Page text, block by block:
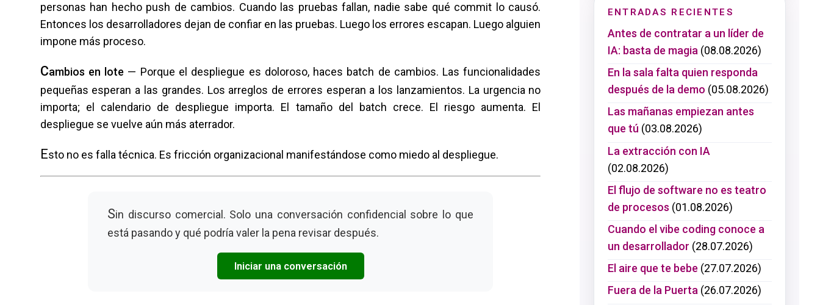
personas han hecho push de cambios. Cuando las pruebas fallan, nadie sabe qué commit lo causó.
Entonces los desarrolladores dejan de confiar en las pruebas. Luego los errores escapan. Luego alguien
impone más proceso.
Cambios en lote — Porque el despliegue es doloroso, haces batch de cambios. Las funcionalidades
pequeñas esperan a las grandes. Los arreglos de errores esperan a los lanzamientos. La urgencia no
importa; el calendario de despliegue importa. El tamaño del batch crece. El riesgo aumenta. El
despliegue se vuelve aún más aterrador.
Esto no es falla técnica. Es fricción organizacional manifestándose como miedo al despliegue.
Sin discurso comercial. Solo una conversación confidencial sobre lo que
está pasando y qué podría valer la pena revisar después.
Iniciar una conversación
ENTRADAS RECIENTES
Antes de contratar a un líder de
IA: basta de magia (08.08.2026)
En la sala falta quien responda
después de la demo (05.08.2026)
Las mañanas empiezan antes
que tú (03.08.2026)
La extracción con IA
(02.08.2026)
El flujo de software no es teatro
de procesos (01.08.2026)
Cuando el vibe coding conoce a
un desarrollador (28.07.2026)
El aire que te bebe (27.07.2026)
Fuera de la Puerta(26.07.2026)